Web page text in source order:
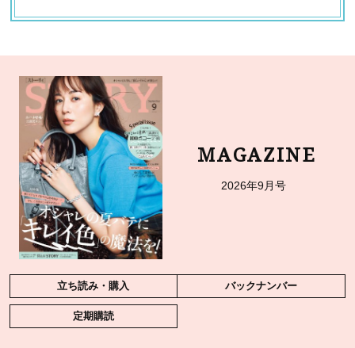
MAGAZINE
2026年9月号
立ち読み・購入 バックナンバー
定期購読